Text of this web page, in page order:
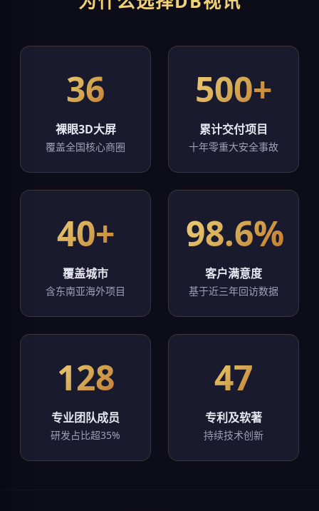
36
裸眼3D大屏
覆盖全国核心商圈
500+
累计交付项目
十年零重大安全事故
40+
覆盖城市
含东南亚海外项目
98.6%
客户满意度
基于近三年回访数据
128
专业团队成员
研发占比超35%
47
专利及软著
持续技术创新